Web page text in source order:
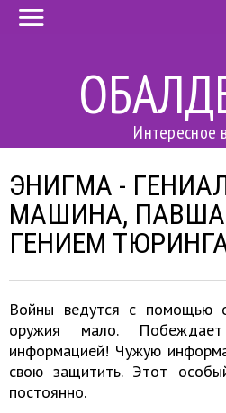
Интересное
ЭНИГМА -
МАШИНА,
ГЕНИЕМ
Войны ведутся с помощью
оружия мало.
информацией! Чужую
свою защитить. Этот
постоянно.